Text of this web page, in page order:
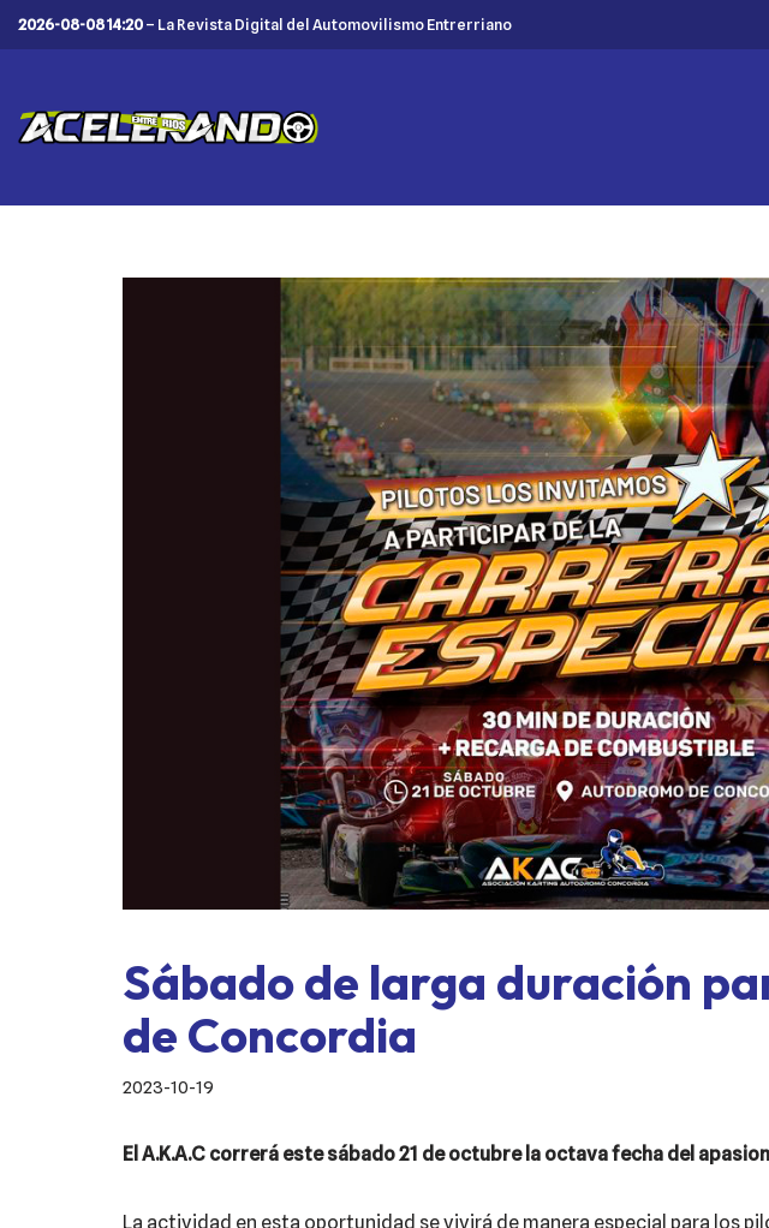
contenido
2026-08-08 14:20 – La Revista Digital del Automovilismo Entrerriano
Sábado de larga duración
de Concordia
2023-10-19
El A.K.A.C correrá este sábado 21 de octubre la octava fecha del
La actividad en esta oportunidad se vivirá de manera especial para los